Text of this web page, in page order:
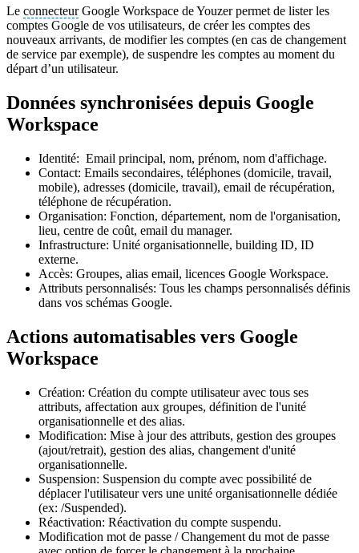
Le connecteurGoogle Workspace de Youzer permet de lister les
comptes Google de vos utilisateurs, de créer les comptes des
nouveaux arrivants, de modifier les comptes (en cas de changement
de service par exemple), de suspendre les comptes au moment du
départ d’un utilisateur.
Données synchronisées depuis Google
Workspace
Identité: Email principal, nom, prénom, nom d'affichage.
Contact: Emails secondaires, téléphones (domicile, travail,
mobile), adresses (domicile, travail), email de récupération,
téléphone de récupération.
Organisation: Fonction, département, nom de l'organisation,
lieu, centre de coût, email du manager.
Infrastructure: Unité organisationnelle, building ID, ID
externe.
Accès: Groupes, alias email, licences Google Workspace.
Attributs personnalisés: Tous les champs personnalisés définis
dans vos schémas Google.
Actions automatisables vers Google
Workspace
Création: Création du compte utilisateur avec tous ses
attributs, affectation aux groupes, définition de l'unité
organisationnelle et des alias.
Modification: Mise à jour des attributs, gestion des groupes
(ajout/retrait), gestion des alias, changement d'unité
organisationnelle.
Suspension: Suspension du compte avec possibilité de
déplacer l'utilisateur vers une unité organisationnelle dédiée
(ex: /Suspended).
Réactivation: Réactivation du compte suspendu.
Modification mot de passe / Changement du mot de passe